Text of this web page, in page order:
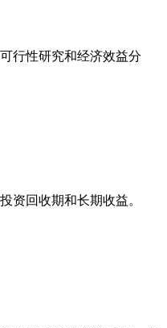
行性研究和经济效益分
资回收期和长期收益。